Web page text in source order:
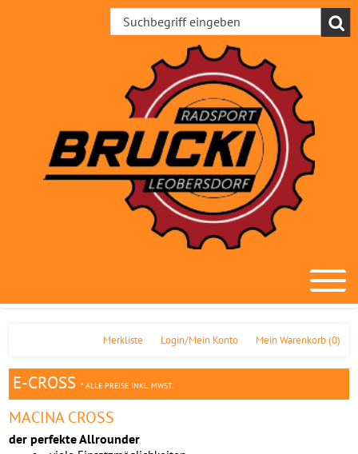
Mein Warenkorb(0)
Login/Mein Konto
Merkliste
E-CROSS * ALLE PREISE INKL. MWST.
MACINA CROSS
der perfekte Allrounder